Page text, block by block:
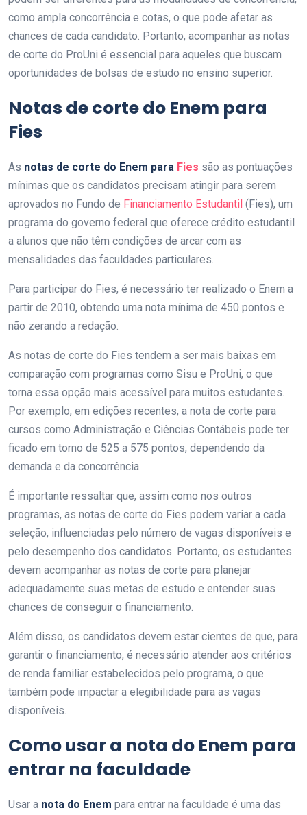
como ampla concorrência e cotas, o que pode afetar as
chances de cada candidato. Portanto, acompanhar as notas
de corte do ProUni é essencial para aqueles que buscam
oportunidades de bolsas de estudo no ensino superior.
Notas de corte do Enem para
Fies
As notas de corte do Enem para Fies são as pontuações
mínimas que os candidatos precisam atingir para serem
aprovados no Fundo de Financiamento Estudantil (Fies), um
programa do governo federal que oferece crédito estudantil
a alunos que não têm condições de arcar com as
mensalidades das faculdades particulares.
Para participar do Fies, é necessário ter realizado o Enem a
partir de 2010, obtendo uma nota mínima de 450 pontos e
não zerando a redação.
As notas de corte do Fies tendem a ser mais baixas em
comparação com programas como Sisu e ProUni, o que
torna essa opção mais acessível para muitos estudantes.
Por exemplo, em edições recentes, a nota de corte para
cursos como Administração e Ciências Contábeis pode ter
ficado em torno de 525 a 575 pontos, dependendo da
demanda e da concorrência.
É importante ressaltar que, assim como nos outros
programas, as notas de corte do Fies podem variar a cada
seleção, influenciadas pelo número de vagas disponíveis e
pelo desempenho dos candidatos. Portanto, os estudantes
devem acompanhar as notas de corte para planejar
adequadamente suas metas de estudo e entender suas
chances de conseguir o financiamento.
Além disso, os candidatos devem estar cientes de que, para
garantir o financiamento, é necessário atender aos critérios
de renda familiar estabelecidos pelo programa, o que
também pode impactar a elegibilidade para as vagas
disponíveis.
Como usar a nota do Enem para
entrar na faculdade
Usar a nota do Enem para entrar na faculdade é uma das